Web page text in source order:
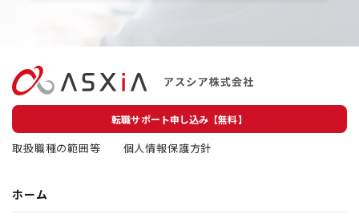
転職サポート申し込み【無料】
取扱職種の範囲等 個人情報保護方針
ホーム